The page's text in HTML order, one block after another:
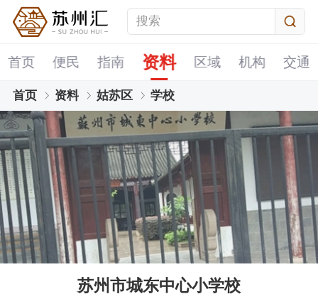
首页 便民 指南 资料 区域 机构 交通
首页 资料 姑苏区 学校
苏州市城东中心小学校